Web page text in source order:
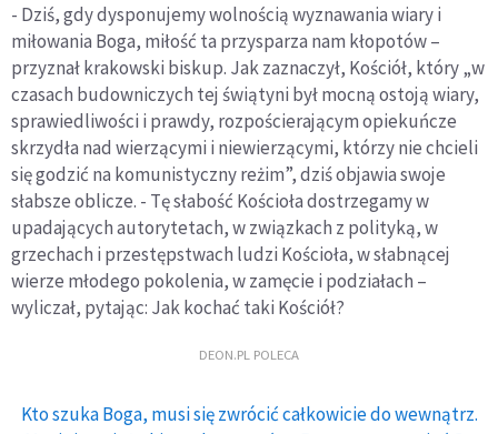
- Dziś, gdy dysponujemy wolnością wyznawania wiary i
miłowania Boga, miłość ta przysparza nam kłopotów –
przyznał krakowski biskup. Jak zaznaczył, Kościół, który „w
czasach budowniczych tej świątyni był mocną ostoją wiary,
sprawiedliwości i prawdy, rozpościerającym opiekuńcze
skrzydła nad wierzącymi i niewierzącymi, którzy nie chcieli
się godzić na komunistyczny reżim”, dziś objawia swoje
słabsze oblicze. - Tę słabość Kościoła dostrzegamy w
upadających autorytetach, w związkach z polityką, w
grzechach i przestępstwach ludzi Kościoła, w słabnącej
wierze młodego pokolenia, w zamęcie i podziałach –
wyliczał, pytając: Jak kochać taki Kościół?
DEON.PL POLECA
Kto szuka Boga, musi się zwrócić całkowicie do wewnątrz.